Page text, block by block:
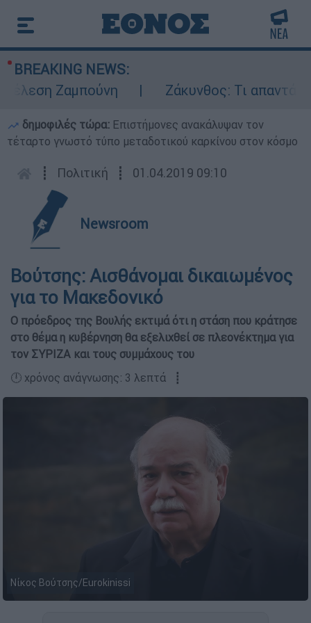
BREAKING NEWS:
Ζαμπούνη
Ζάκυνθος: Τι απαντά η
δημοφιλές τώρα: Επιστήμονες ανακάλυψαν τον
τέταρτο γνωστό τύπο μεταδοτικού καρκίνου στον κόσμο
┋ Πολιτική ┋ 01.04.2019 09:10
Newsroom
Βούτσης: Αισθάνομαι δικαιωμένος
για το Μακεδονικό
Ο πρόεδρος της Βουλής εκτιμά ότι η στάση που κράτησε
στο θέμα η κυβέρνηση θα εξελιχθεί σε πλεονέκτημα για
τον ΣΥΡΙΖΑ και τους συμμάχους του
🕛 χρόνος ανάγνωσης: 3 λεπτά ┋
Νίκος Βούτσης/Eurokinissi